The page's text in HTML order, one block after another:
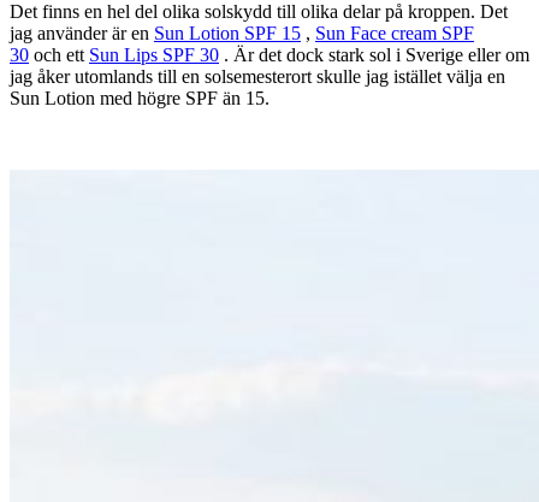
Det finns en hel del olika solskydd till olika delar på kroppen. Det
jag använder är en Sun Lotion SPF 15 , Sun Face cream SPF
30 och ett Sun Lips SPF 30 . Är det dock stark sol i Sverige eller om
jag åker utomlands till en solsemesterort skulle jag istället välja en
Sun Lotion med högre SPF än 15.